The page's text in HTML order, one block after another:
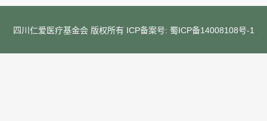
四川仁爱医疗基金会 版权所有 ICP备案号: 蜀ICP备14008108号-1